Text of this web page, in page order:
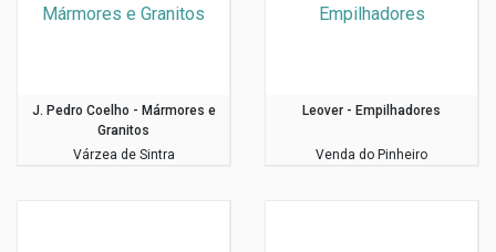
J. Pedro Coelho - Mármores e
Granitos
Várzea de Sintra
Leover - Empilhadores
Venda do Pinheiro